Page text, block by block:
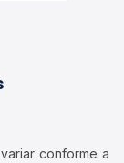
conforme a